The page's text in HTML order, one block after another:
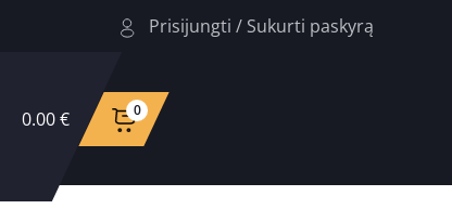
Prisijungti / Sukurti paskyrą
0.00 € 0